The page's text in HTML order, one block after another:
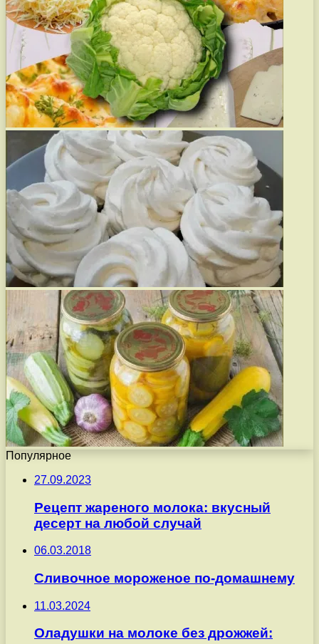
Популярное
27.09.2023
Рецепт жареного молока: вкусный
десерт на любой случай
06.03.2018
Сливочное мороженое по-домашнему
11.03.2024
Оладушки на молоке без дрожжей: